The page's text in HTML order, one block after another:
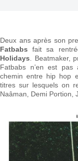
Deux ans après son
Fatbabs fait sa
Holidays . Beatmaker,
Fatbabs n’en est
chemin entre hip hop
titres sur lesquels on
Naâman, Demi Portion,